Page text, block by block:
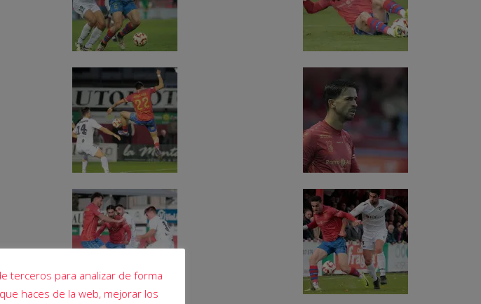
terceros para analizar de forma
haces de la web, mejorar los